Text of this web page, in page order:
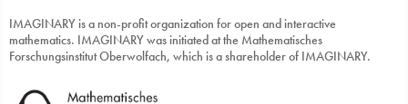
IMAGINARY is a non-profit organization for open and interactive
mathematics. IMAGINARY was initiated at the Mathematisches
Forschungsinstitut Oberwolfach, which is a shareholder of IMAGINARY.